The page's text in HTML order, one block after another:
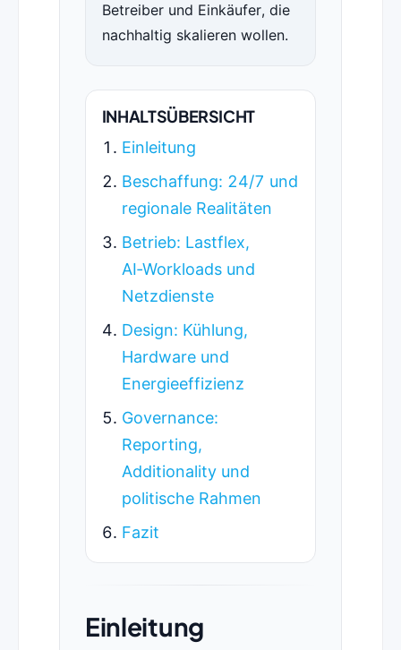
Betreiber und Einkäufer, die
nachhaltig skalieren wollen.
INHALTSÜBERSICHT
Einleitung
Beschaffung: 24/7 und
regionale Realitäten
Betrieb: Lastflex,
AI‑Workloads und
Netzdienste
Design: Kühlung,
Hardware und
Energieeffizienz
Governance:
Reporting,
Additionality und
politische Rahmen
Fazit
Einleitung